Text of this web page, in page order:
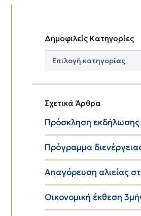
Δημοφιλείς Κατηγορίες
Δημοφιλείς
Σχετικά Άρθρα
Πρόσκληση εκδήλωσης
Πρόγραμμα
Απαγόρευση αλιείας
Οικονομική έκθεση